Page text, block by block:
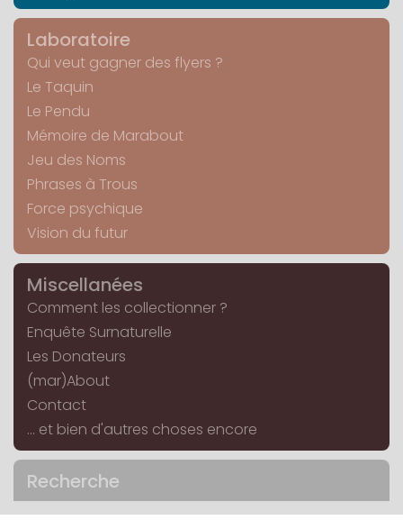
Laboratoire
Qui veut gagner des flyers ?
Le Taquin
Le Pendu
Mémoire de Marabout
Jeu des Noms
Phrases à Trous
Force psychique
Vision du futur
Miscellanées
Comment les collectionner ?
Enquête Surnaturelle
Les Donateurs
(mar)About
Contact
... et bien d'autres choses encore
Recherche